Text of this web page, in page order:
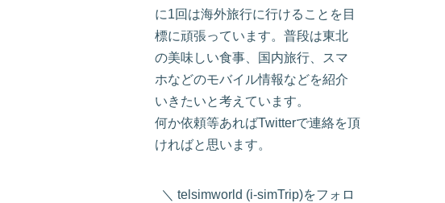
に1回は海外旅行に行けることを目
標に頑張っています。普段は東北
の美味しい食事、国内旅行、スマ
ホなどのモバイル情報などを紹介
いきたいと考えています。
何か依頼等あればTwitterで連絡を頂
ければと思います。
telsimworld (i-simTrip)をフォロ